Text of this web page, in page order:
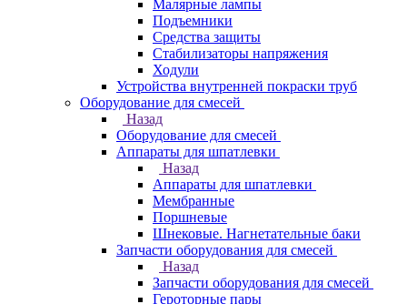
Малярные лампы
Подъемники
Средства защиты
Стабилизаторы напряжения
Ходули
Устройства внутренней покраски труб
Оборудование для смесей
Назад
Оборудование для смесей
Аппараты для шпатлевки
Назад
Аппараты для шпатлевки
Мембранные
Поршневые
Шнековые. Нагнетательные баки
Запчасти оборудования для смесей
Назад
Запчасти оборудования для смесей
Героторные пары